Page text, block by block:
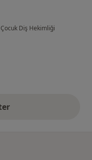
Çocuk Diş Hekimliği
görüşler